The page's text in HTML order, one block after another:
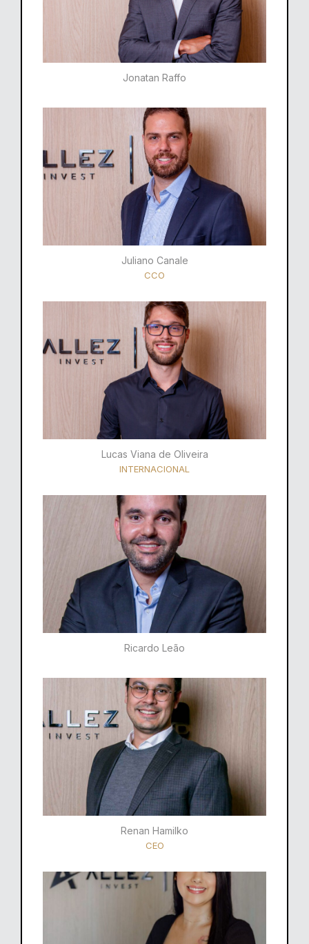
Jonatan Raffo
Juliano Canale
CCO
Lucas Viana de Oliveira
INTERNACIONAL
Ricardo Leão​
Renan Hamilko​
CEO